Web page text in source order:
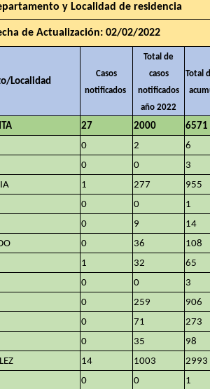
y Localidad de residencia
de Actualización: 02/02/2022
Localidad
Casos
notificados
Total de
casos
notificados
año 2022
Total
27 2000
6571
0 2
6
0 0
3
1 277
955
0 0
1
0 9
14
0 36
108
1 32
65
0 0
3
0 259
906
0 71
273
0 35
98
14 1003
2993
0 0 1